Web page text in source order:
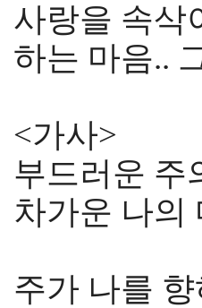
사랑을 속삭
하는 마음..
<가사>
부드러운 주
차가운 나의
주가 나를